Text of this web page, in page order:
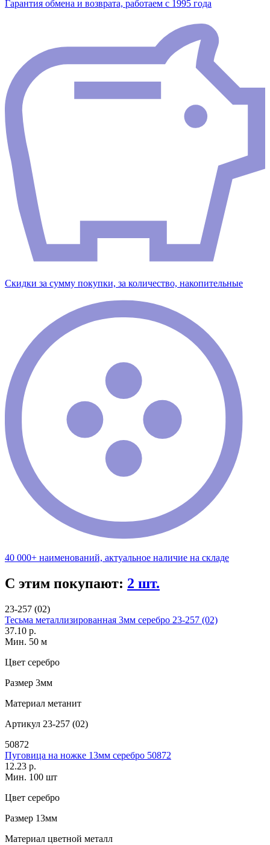
Гарантия обмена и возврата, работаем с 1995 года
Скидки за сумму покупки, за количество, накопительные
40 000+ наименований, актуальное наличие на складе
С этим покупают: 2 шт.
23-257 (02)
Тесьма металлизированная 3мм серебро 23-257 (02)
37.10 р.
Мин. 50 м
Цвет серебро
Размер 3мм
Материал метанит
Артикул 23-257 (02)
50872
Пуговица на ножке 13мм серебро 50872
12.23 р.
Мин. 100 шт
Цвет серебро
Размер 13мм
Материал цветной металл